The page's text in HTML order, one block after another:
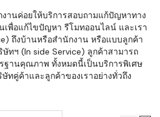
านค่อยให้บริการสอบถามแก้ปัญหาทาง
เพื่อแก้ไขปัญหา รีโมทออนไลน์ และเรา
ถึงบ้านหรือสำนักงาน หรือแบบลูกค้า
ทฯ (In side Service) ลูกค้าสามารถ
ฐานคุณภาพ ทั้งหมดนี้เป็นบริการพิเศษ
ทคู่ค้าและลูกค้าของเราอย่างทั่วถึง